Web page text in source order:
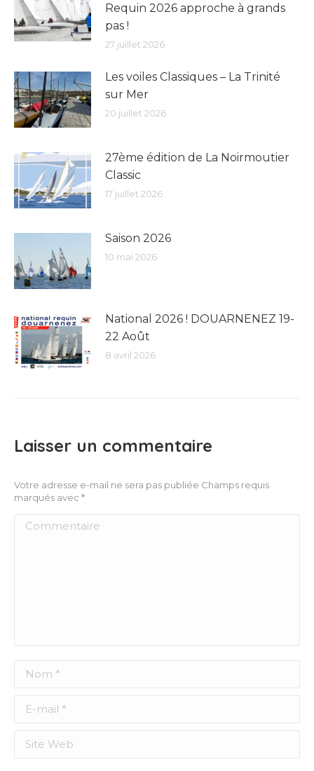
Requin 2026 approche à grands
pas !
27 juillet 2026
Les voiles Classiques – La Trinité
sur Mer
20 juillet 2026
27ème édition de La Noirmoutier
Classic
17 juillet 2026
Saison 2026
10 mai 2026
National 2026 ! DOUARNENEZ 19-
22 Août
8 avril 2026
Laisser un commentaire
Votre adresse e-mail ne sera pas publiée Champs requis
marqués avec *
Commentaire
Nom *
E-mail *
Site Web